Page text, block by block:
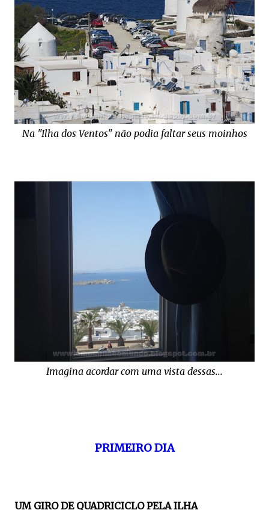
Na "Ilha dos Ventos" não podia faltar seus moinhos
Imagina acordar com uma vista dessas...
PRIMEIRO DIA
UM GIRO DE QUADRICICLO PELA ILHA